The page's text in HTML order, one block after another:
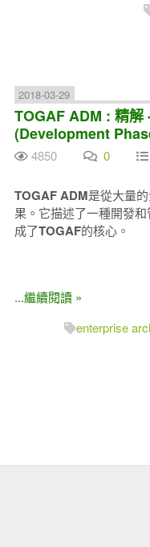
2018-03-29
TOGAF ADM : 精解
(Development
4850 0
TOGAF ADM是從大量的
果。 它描述了一種開發
成了TOGAF的核心。
...繼續閱讀 »
enterprise